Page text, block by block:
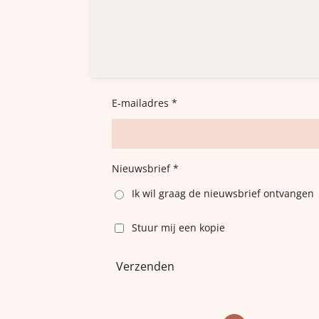
E-mailadres *
Nieuwsbrief *
Ik wil graag de nieuwsbrief ontvangen
Stuur mij een kopie
Verzenden